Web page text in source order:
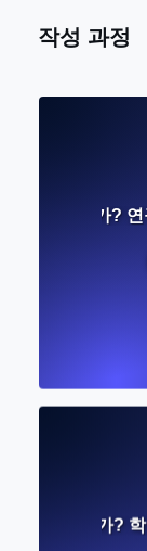
작성 과정
란 무엇인가? 연
표란 무엇인가?